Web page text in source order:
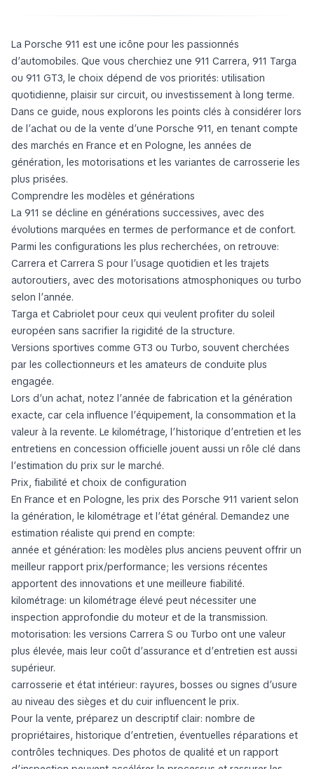
La Porsche 911 est une icône pour les passionnés
d’automobiles. Que vous cherchiez une 911 Carrera, 911 Targa
ou 911 GT3, le choix dépend de vos priorités: utilisation
quotidienne, plaisir sur circuit, ou investissement à long terme.
Dans ce guide, nous explorons les points clés à considérer lors
de l’achat ou de la vente d’une Porsche 911, en tenant compte
des marchés en France et en Pologne, les années de
génération, les motorisations et les variantes de carrosserie les
plus prisées.
Comprendre les modèles et générations
La 911 se décline en générations successives, avec des
évolutions marquées en termes de performance et de confort.
Parmi les configurations les plus recherchées, on retrouve:
Carrera et Carrera S pour l’usage quotidien et les trajets
autoroutiers, avec des motorisations atmosphoniques ou turbo
selon l’année.
Targa et Cabriolet pour ceux qui veulent profiter du soleil
européen sans sacrifier la rigidité de la structure.
Versions sportives comme GT3 ou Turbo, souvent cherchées
par les collectionneurs et les amateurs de conduite plus
engagée.
Lors d’un achat, notez l’année de fabrication et la génération
exacte, car cela influence l’équipement, la consommation et la
valeur à la revente. Le kilométrage, l’historique d’entretien et les
entretiens en concession officielle jouent aussi un rôle clé dans
l’estimation du prix sur le marché.
Prix, fiabilité et choix de configuration
En France et en Pologne, les prix des Porsche 911 varient selon
la génération, le kilométrage et l’état général. Demandez une
estimation réaliste qui prend en compte:
année et génération: les modèles plus anciens peuvent offrir un
meilleur rapport prix/performance; les versions récentes
apportent des innovations et une meilleure fiabilité.
kilométrage: un kilométrage élevé peut nécessiter une
inspection approfondie du moteur et de la transmission.
motorisation: les versions Carrera S ou Turbo ont une valeur
plus élevée, mais leur coût d’assurance et d’entretien est aussi
supérieur.
carrosserie et état intérieur: rayures, bosses ou signes d’usure
au niveau des sièges et du cuir influencent le prix.
Pour la vente, préparez un descriptif clair: nombre de
propriétaires, historique d’entretien, éventuelles réparations et
contrôles techniques. Des photos de qualité et un rapport